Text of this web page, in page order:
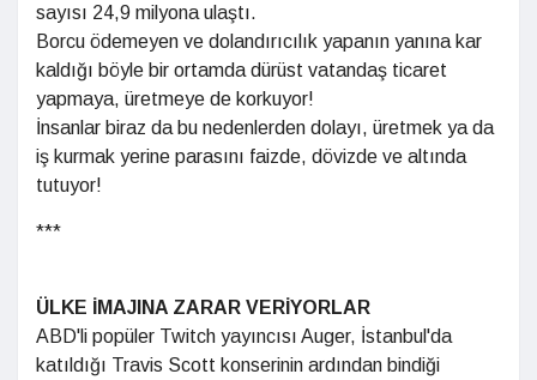
sayısı 24,9 milyona ulaştı.
Borcu ödemeyen ve dolandırıcılık yapanın yanına kar
kaldığı böyle bir ortamda dürüst vatandaş ticaret
yapmaya, üretmeye de korkuyor!
İnsanlar biraz da bu nedenlerden dolayı, üretmek ya da
iş kurmak yerine parasını faizde, dövizde ve altında
tutuyor!
***
ÜLKE İMAJINA ZARAR VERİYORLAR
ABD'li popüler Twitch yayıncısı Auger, İstanbul'da
katıldığı Travis Scott konserinin ardından bindiği